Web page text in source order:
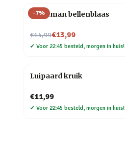
-7%
Kerstman bellenblaas
€14,99
Nu voor€13,99
✔ Voor 22:45 besteld, morgen in huis!
Luipaard kruik
€11,99
✔ Voor 22:45 besteld, morgen in huis!